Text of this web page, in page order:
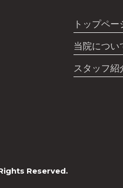
トップペー
当院につい
スタッフ紹
Reserved.